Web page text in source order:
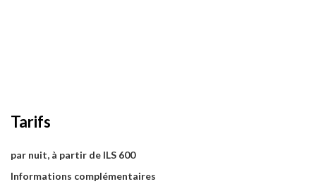
Tarifs
par nuit, à partir de ILS 600
Informations complémentaires